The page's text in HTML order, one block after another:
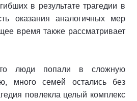
в результате трагедии в
оказания аналогичных мер
время также рассматривает
люди попали в сложную
много семей остались без
повлекла целый комплекс